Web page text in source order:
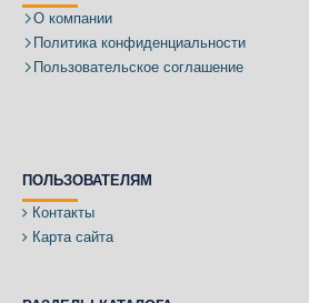
О компании
Политика конфиденциальности
Пользовательское соглашение
ПОЛЬЗОВАТЕЛЯМ
Контакты
Карта сайта